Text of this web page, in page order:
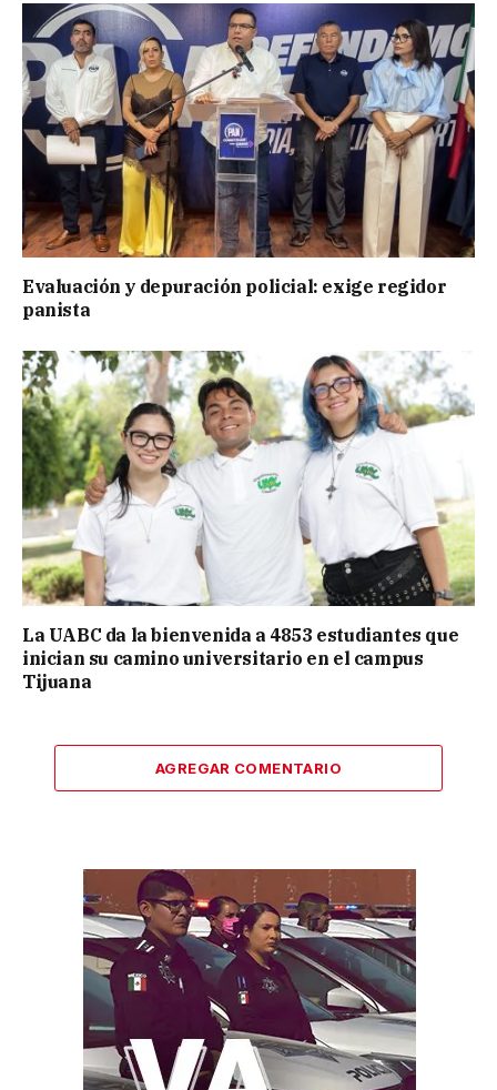
Evaluación y depuración policial: exige regidor
panista
La UABC da la bienvenida a 4853 estudiantes que
inician su camino universitario en el campus
Tijuana
AGREGAR COMENTARIO